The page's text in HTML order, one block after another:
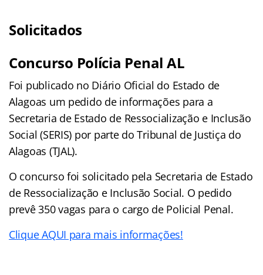
Solicitados
Concurso Polícia Penal AL
Foi publicado no Diário Oficial do Estado de
Alagoas um pedido de informações para a
Secretaria de Estado de Ressocialização e Inclusão
Social (SERIS) por parte do Tribunal de Justiça do
Alagoas (TJAL).
O concurso foi solicitado pela Secretaria de Estado
de Ressocialização e Inclusão Social. O pedido
prevê 350 vagas para o cargo de Policial Penal.
Clique AQUI para mais informações!